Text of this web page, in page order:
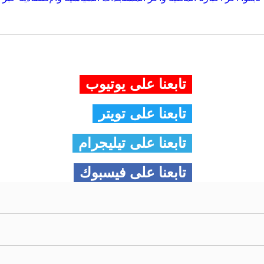
تابعنا على يوتيوب
تابعنا على تويتر
تابعنا على تيليجرام
تابعنا على فيسبوك